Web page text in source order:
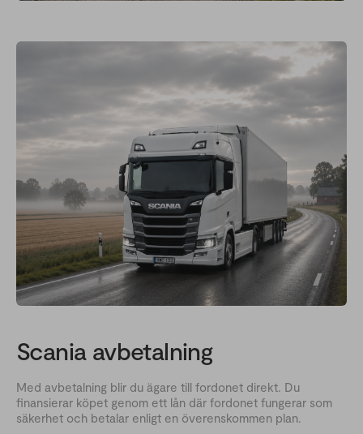
Scania avbetalning
Med avbetalning blir du ägare till fordonet direkt. Du
finansierar köpet genom ett lån där fordonet fungerar som
säkerhet och betalar enligt en överenskommen plan.